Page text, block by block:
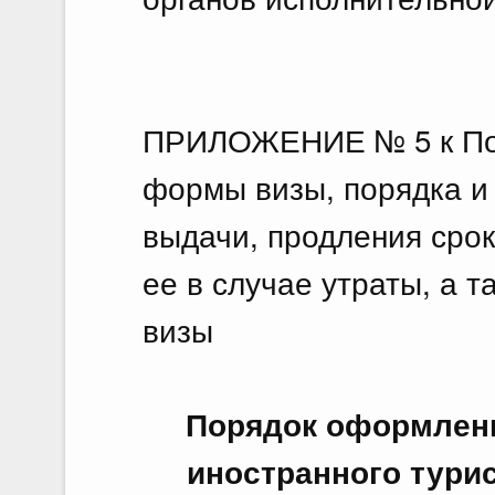
ПРИЛОЖЕНИЕ № 5 к
формы визы, порядка
выдачи, продления
ее в случае утраты, а
визы
Порядок
иностранного